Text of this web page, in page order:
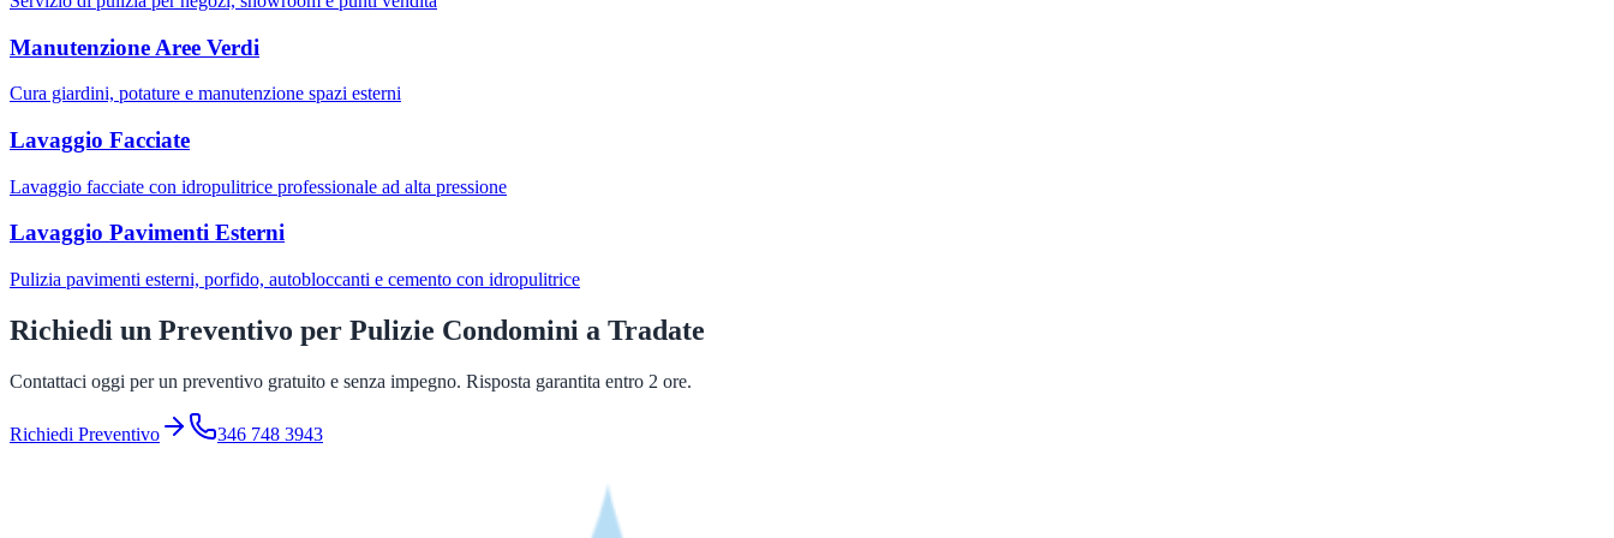
Manutenzione Aree Verdi
Cura giardini, potature e manutenzione spazi esterni
Lavaggio Facciate
Lavaggio facciate con idropulitrice professionale ad alta pressione
Lavaggio Pavimenti Esterni
Pulizia pavimenti esterni, porfido, autobloccanti e cemento con idropulitrice
Richiedi un Preventivo per Pulizie Condomini a Tradate
Contattaci oggi per un preventivo gratuito e senza impegno. Risposta garantita entro 2 ore.
Richiedi Preventivo 346 748 3943